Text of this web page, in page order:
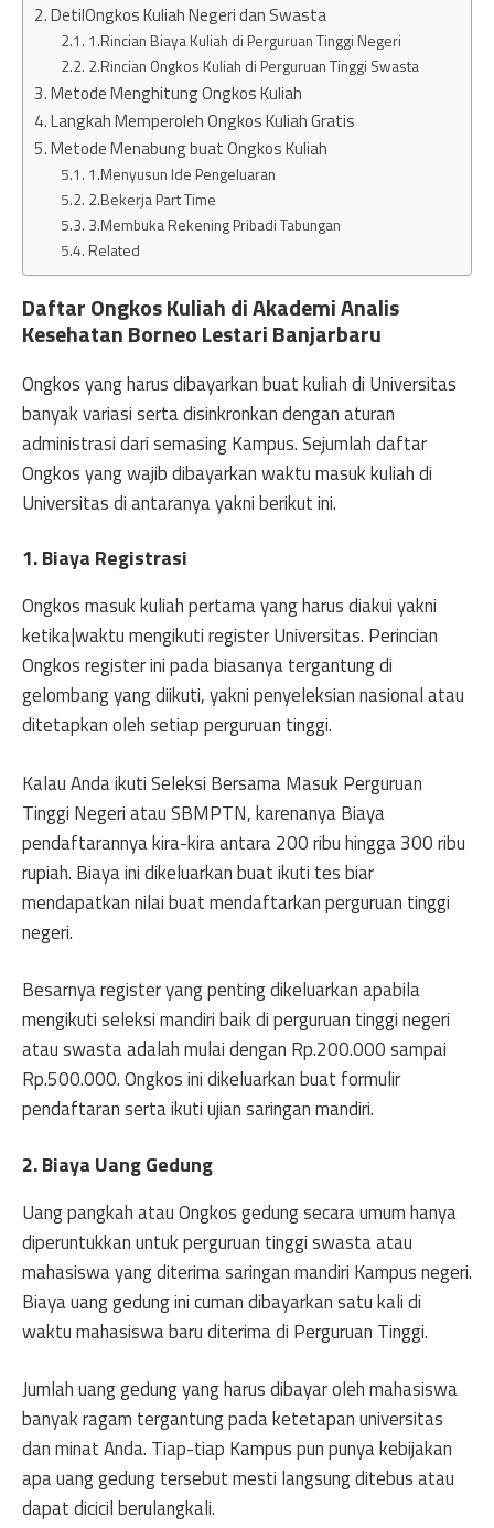
DetilOngkos Kuliah Negeri dan Swasta
1.Rincian Biaya Kuliah di Perguruan Tinggi Negeri
2.Rincian Ongkos Kuliah di Perguruan Tinggi Swasta
Metode Menghitung Ongkos Kuliah
Langkah Memperoleh Ongkos Kuliah Gratis
Metode Menabung buat Ongkos Kuliah
1.Menyusun Ide Pengeluaran
2.Bekerja Part Time
3.Membuka Rekening Pribadi Tabungan
Related
Daftar Ongkos Kuliah di Akademi Analis
Kesehatan Borneo Lestari Banjarbaru
Ongkos yang harus dibayarkan buat kuliah di Universitas
banyak variasi serta disinkronkan dengan aturan
administrasi dari semasing Kampus. Sejumlah daftar
Ongkos yang wajib dibayarkan waktu masuk kuliah di
Universitas di antaranya yakni berikut ini.
1. Biaya Registrasi
Ongkos masuk kuliah pertama yang harus diakui yakni
ketika|waktu mengikuti register Universitas. Perincian
Ongkos register ini pada biasanya tergantung di
gelombang yang diikuti, yakni penyeleksian nasional atau
ditetapkan oleh setiap perguruan tinggi.
Kalau Anda ikuti Seleksi Bersama Masuk Perguruan
Tinggi Negeri atau SBMPTN, karenanya Biaya
pendaftarannya kira-kira antara 200 ribu hingga 300 ribu
rupiah. Biaya ini dikeluarkan buat ikuti tes biar
mendapatkan nilai buat mendaftarkan perguruan tinggi
negeri.
Besarnya register yang penting dikeluarkan apabila
mengikuti seleksi mandiri baik di perguruan tinggi negeri
atau swasta adalah mulai dengan Rp.200.000 sampai
Rp.500.000. Ongkos ini dikeluarkan buat formulir
pendaftaran serta ikuti ujian saringan mandiri.
2. Biaya Uang Gedung
Uang pangkah atau Ongkos gedung secara umum hanya
diperuntukkan untuk perguruan tinggi swasta atau
mahasiswa yang diterima saringan mandiri Kampus negeri.
Biaya uang gedung ini cuman dibayarkan satu kali di
waktu mahasiswa baru diterima di Perguruan Tinggi.
Jumlah uang gedung yang harus dibayar oleh mahasiswa
banyak ragam tergantung pada ketetapan universitas
dan minat Anda. Tiap-tiap Kampus pun punya kebijakan
apa uang gedung tersebut mesti langsung ditebus atau
dapat dicicil berulangkali.